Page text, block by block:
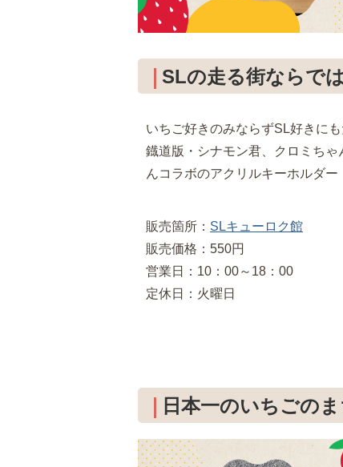
SLの走る街ならで
いちご好きのみならずSL好きに
鐡道版・シナモン君、クロミちゃ
んコラボのアクリルキーホルダー
販売箇所： SLキューロク館
販売価格：550円
営業日：10：00～18：00
定休日：火曜日
日本一のいちごの